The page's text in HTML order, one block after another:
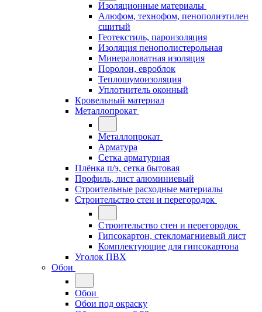
Изоляционные материалы
Алюфом, технофом, пенополиэтилен
сшитый
Геотекстиль, пароизоляция
Изоляция пенополистерольная
Минераловатная изоляция
Поролон, евроблок
Теплошумоизоляция
Уплотнитель оконный
Кровельный материал
Металлопрокат
Металлопрокат
Арматура
Сетка арматурная
Плёнка п/э, сетка бытовая
Профиль, лист алюминиевый
Строительные расходные материалы
Строительство стен и перегородок
Строительство стен и перегородок
Гипсокартон, стекломагниевый лист
Комплектующие для гипсокартона
Уголок ПВХ
Обои
Обои
Обои под окраску